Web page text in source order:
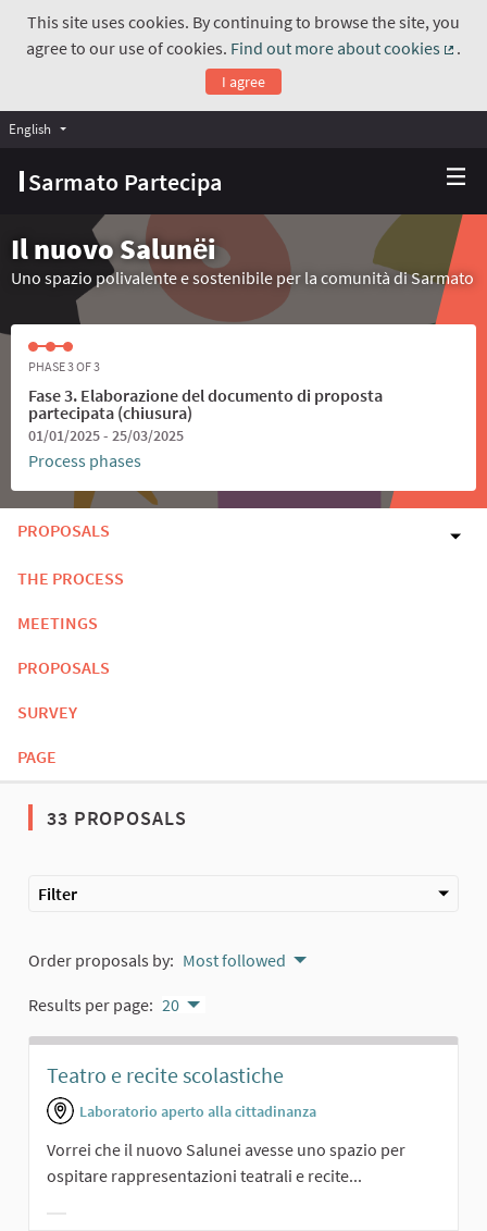
This site uses cookies. By continuing to browse the site, you
agree to our use of cookies. Find out more about cookies
.
I agree
Sarmato Partecipa
English Choose language
Il nuovo Salunёi
Uno spazio polivalente e sostenibile per la comunità di Sarmato
PHASE 3 OF 3
Fase 3. Elaborazione del documento di proposta
partecipata (chiusura)
01/01/2025 - 25/03/2025
Process phases
PROPOSALS
THE PROCESS
MEETINGS
PROPOSALS
SURVEY
PAGE
33 PROPOSALS
Filter
Order proposals by: Most followed
Results per page: 20
Teatro e recite scolastiche
Laboratorio aperto alla cittadinanza
Vorrei che il nuovo Salunei avesse uno spazio per
ospitare rappresentazioni teatrali e recite...